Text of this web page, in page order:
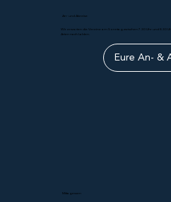
Mittagessen
An- und Abreise
Wir erwarten die Vereine am Sonntag zwischen 7.30 Uhr und 8.30
Arten nach Lalden.
Eure An- &